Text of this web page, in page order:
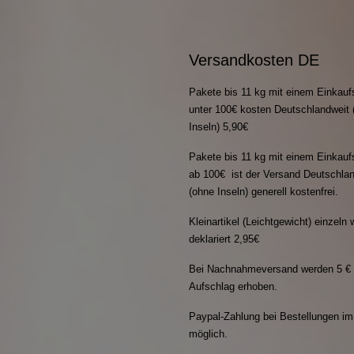
Versandkosten DE
Pakete bis 11 kg mit einem
unter 100€ kosten Deutschlandweit
Inseln) 5,90€
Pakete bis 11 kg mit einem
ab 100€ ist der Versand
(ohne Inseln) generell kostenfrei.
Kleinartikel (Leichtgewicht) einzeln
deklariert 2,95€
Bei Nachnahmeversand werden 5 €
Aufschlag erhoben.
Paypal-Zahlung bei Bestellungen
möglich.